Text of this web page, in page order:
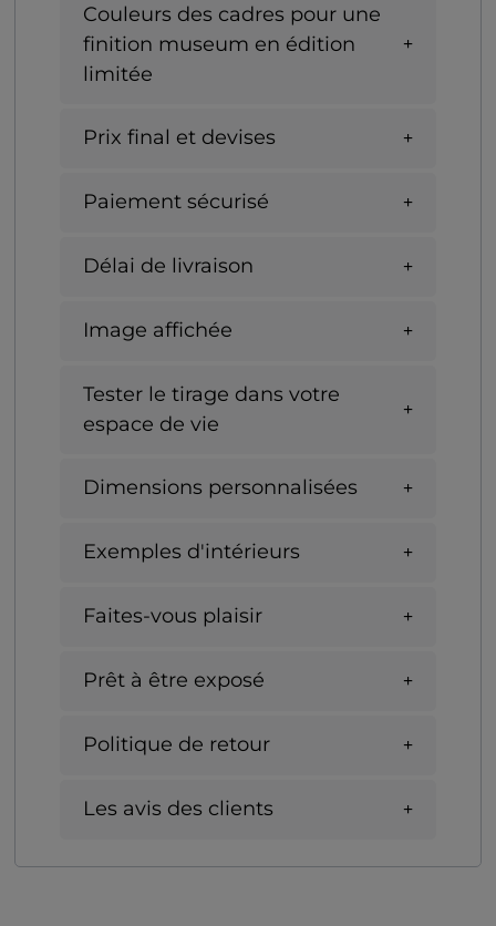
Couleurs des cadres pour une
finition museum en édition
limitée
Prix final et devises
Paiement sécurisé
Délai de livraison
Image affichée
Tester le tirage dans votre
espace de vie
Dimensions personnalisées
Exemples d'intérieurs
Faites-vous plaisir
Prêt à être exposé
Politique de retour
Les avis des clients